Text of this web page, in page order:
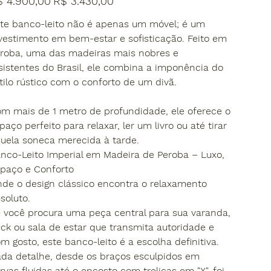
promocional
banco-leito não é apenas um móvel; é um
em bem-estar e sofisticação. Feito em
uma das madeiras mais nobres e
do Brasil, ele combina a imponência do
rústico com o conforto de um divã.
mais de 1 metro de profundidade, ele oferece o
perfeito para relaxar, ler um livro ou até tirar
soneca merecida à tarde.
Leito Imperial em Madeira de Peroba – Luxo,
e Conforto
o design clássico encontra o relaxamento
você procura uma peça central para sua varanda,
ou sala de estar que transmita autoridade e
gosto, este banco-leito é a escolha definitiva.
detalhe, desde os braços esculpidos em